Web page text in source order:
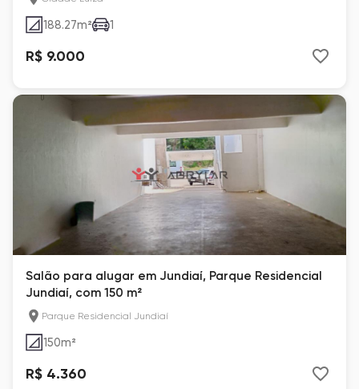
188.27m² 1
R$ 9.000
Salão para alugar em Jundiaí, Parque Residencial
Jundiaí, com 150 m²
Parque Residencial Jundiaí
150m²
R$ 4.360